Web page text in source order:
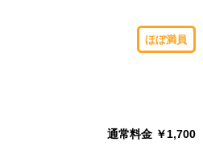
ほぼ満員
通常料金 ￥1,700